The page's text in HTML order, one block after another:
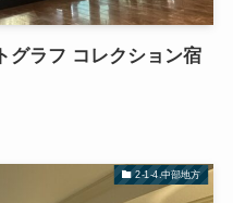
グラフ コレクション宿
2-1-4.中部地方